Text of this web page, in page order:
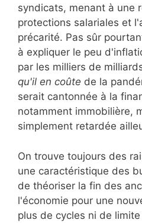
syndicats, menant à une
protections salariales et
précarité. Pas sûr
à expliquer le peu
par les milliers de
qu'il en coûte de la
serait cantonnée à la
notamment immobilière,
simplement retardée
On trouve toujours des
une caractéristique des
de théoriser la fin des
l'économie pour une
plus de cycles ni de